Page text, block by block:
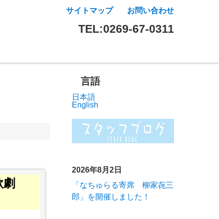
サイトマップ お問い合わせ
TEL:0269-67-0311
言語
日本語
English
2026年8月2日
「なちゅらる寄席 柳家㐂三
郎」を開催しました！